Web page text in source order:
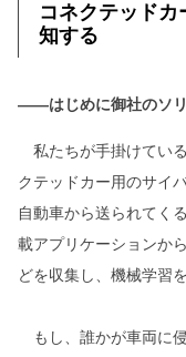
コネクテッド
知する
――はじめに御社のソリ
私たちが手掛けてい
クテッドカー用のサイ
自動車から送られてく
載アプリケーションか
どを収集し、機械学習
もし、誰かが車両に